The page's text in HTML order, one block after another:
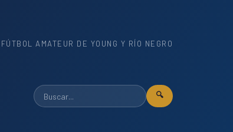
FÚTBOL AMATEUR DE YOUNG Y RÍO NEGRO
🔍